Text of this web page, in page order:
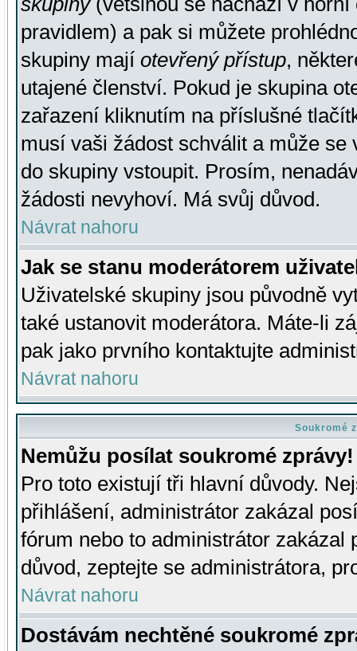
pravidlem) a pak si můžete
skupiny mají otevřený přístup,
utajené členství. Pokud je skupina
zařazení kliknutím na příslušné
musí vaši žádost schválit a může se
do skupiny vstoupit. Prosím,
žádosti nevyhoví. Má svůj důvod.
Návrat nahoru
Jak se stanu moderátorem
Uživatelské skupiny jsou původně
také ustanovit moderátora. Máte-li
pak jako prvního kontaktujte
Návrat nahoru
Soukromé
Nemůžu posílat soukromé zprávy!
Pro toto existují tři hlavní důvody.
přihlášení, administrátor zakázal
fórum nebo to administrátor zakázal
důvod, zeptejte se administrátora,
Návrat nahoru
Dostávám nechtěné soukromé